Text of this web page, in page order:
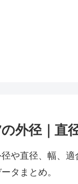
外径｜直
や直径、幅、
タまとめ。